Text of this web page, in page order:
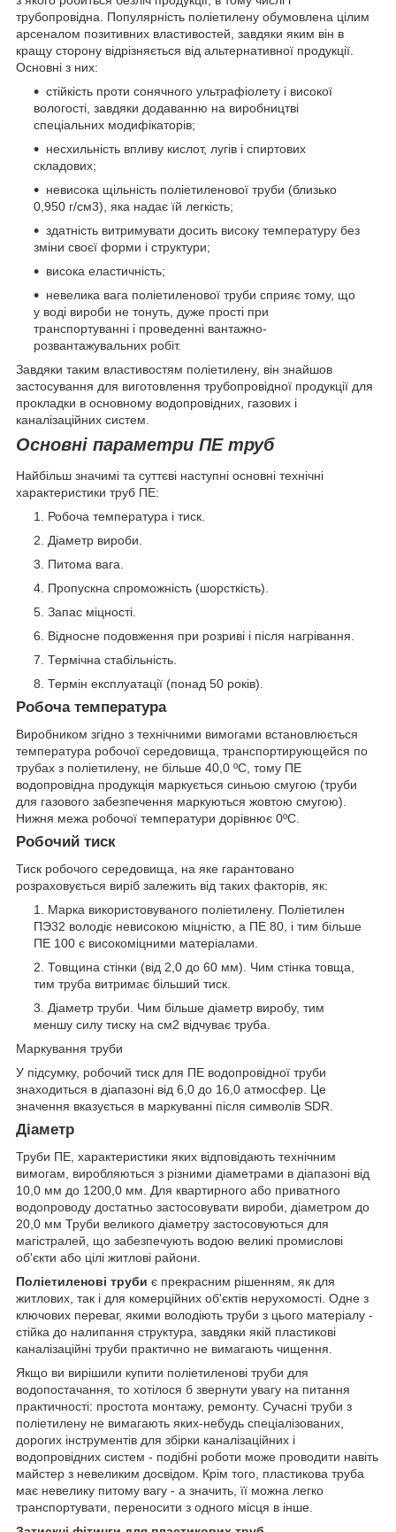
трубопровідна. Популярність поліетилену обумовлена цілим
арсеналом позитивних властивостей, завдяки яким він в
кращу сторону відрізняється від альтернативної продукції.
Основні з них:
стійкість проти сонячного ультрафіолету і високої
вологості, завдяки додаванню на виробництві
спеціальних модифікаторів;
несхильність впливу кислот, лугів і спиртових
складових;
невисока щільність поліетиленової труби (близько
0,950 г/см3), яка надає їй легкість;
здатність витримувати досить високу температуру без
зміни своєї форми і структури;
висока еластичність;
невелика вага поліетиленової труби сприяє тому, що
у воді вироби не тонуть, дуже прості при
транспортуванні і проведенні вантажно-
розвантажувальних робіт.
Завдяки таким властивостям поліетилену, він знайшов
застосування для виготовлення трубопровідної продукції для
прокладки в основному водопровідних, газових і
каналізаційних систем.
Основні параметри ПЕ труб
Найбільш значимі та суттєві наступні основні технічні
характеристики труб ПЕ:
Робоча температура і тиск.
Діаметр вироби.
Питома вага.
Пропускна спроможність (шорсткість).
Запас міцності.
Відносне подовження при розриві і після нагрівання.
Термічна стабільність.
Термін експлуатації (понад 50 років).
Робоча температура
Виробником згідно з технічними вимогами встановлюється
температура робочої середовища, транспортирующейся по
трубах з поліетилену, не більше 40,0 ºС, тому ПЕ
водопровідна продукція маркується синьою смугою (труби
для газового забезпечення маркуються жовтою смугою).
Нижня межа робочої температури дорівнює 0ºС.
Робочий тиск
Тиск робочого середовища, на яке гарантовано
розраховується виріб залежить від таких факторів, як:
Марка використовуваного поліетилену. Поліетилен
ПЭ32 володіє невисокою міцністю, а ПЕ 80, і тим більше
ПЕ 100 є високоміцними матеріалами.
Товщина стінки (від 2,0 до 60 мм). Чим стінка товща,
тим труба витримає більший тиск.
Діаметр труби. Чим більше діаметр виробу, тим
меншу силу тиску на см2 відчуває труба.
Маркування труби
У підсумку, робочий тиск для ПЕ водопровідної труби
знаходиться в діапазоні від 6,0 до 16,0 атмосфер. Це
значення вказується в маркуванні після символів SDR.
Діаметр
Труби ПЕ, характеристики яких відповідають технічним
вимогам, виробляються з різними діаметрами в діапазоні від
10,0 мм до 1200,0 мм. Для квартирного або приватного
водопроводу достатньо застосовувати вироби, діаметром до
20,0 мм Труби великого діаметру застосовуються для
магістралей, що забезпечують водою великі промислові
об'єкти або цілі житлові райони.
Поліетиленові труби є прекрасним рішенням, як для
житлових, так і для комерційних об'єктів нерухомості. Одне з
ключових переваг, якими володіють труби з цього матеріалу -
стійка до налипання структура, завдяки якій пластикові
каналізаційні труби практично не вимагають чищення.
Якщо ви вирішили купити поліетиленові труби для
водопостачання, то хотілося б звернути увагу на питання
практичності: простота монтажу, ремонту. Сучасні труби з
поліетилену не вимагають яких-небудь спеціалізованих,
дорогих інструментів для збірки каналізаційних і
водопровідних систем - подібні роботи може проводити навіть
майстер з невеликим досвідом. Крім того, пластикова труба
має невелику питому вагу - а значить, її можна легко
транспортувати, переносити з одного місця в інше.